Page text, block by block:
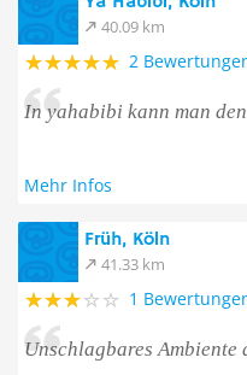
40.09 km
2
In yahabibi kann man
Mehr Infos
Früh, Köln
41.33 km
1
Unschlagbares Ambiente